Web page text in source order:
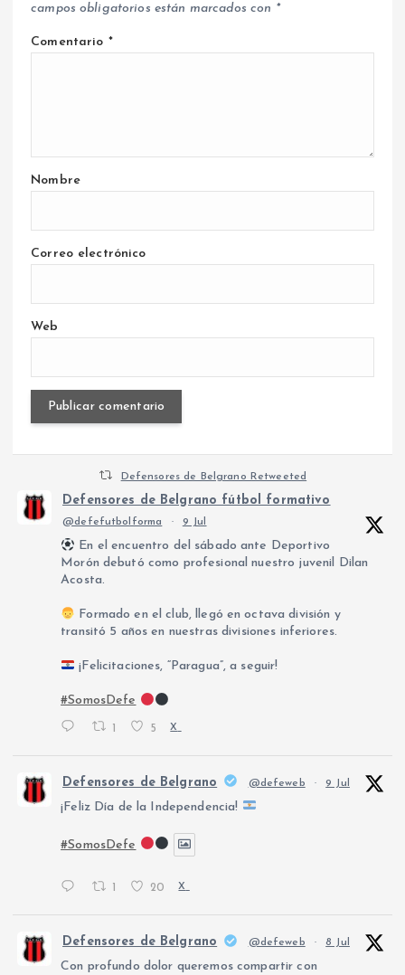
campos obligatorios están marcados con *
Comentario *
Nombre
Correo electrónico
Web
Defensores de Belgrano Retweeted
Defensores de Belgrano fútbol formativo
@defefutbolforma · 9 Jul
En el encuentro del sábado ante Deportivo
Morón debutó como profesional nuestro juvenil Dilan
Acosta.
Formado en el club, llegó en octava división y
transitó 5 años en nuestras divisiones inferiores.
¡Felicitaciones, “Paragua”, a seguir!
#SomosDefe
1 5 X
Defensores de Belgrano @defeweb · 9 Jul
¡Feliz Día de la Independencia!
#SomosDefe
20 X
Defensores de Belgrano @defeweb · 8 Jul
Con profundo dolor queremos compartir con